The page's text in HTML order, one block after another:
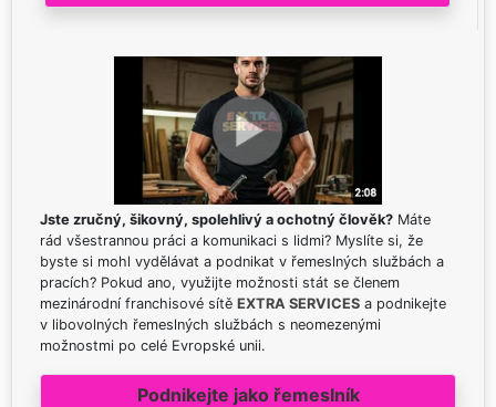
Jste zručný, šikovný, spolehlivý a ochotný člověk? Máte
rád všestrannou práci a komunikaci s lidmi? Myslíte si, že
byste si mohl vydělávat a podnikat v řemeslných službách a
pracích? Pokud ano, využijte možnosti stát se členem
mezinárodní franchisové sítě EXTRA SERVICES a podnikejte
v libovolných řemeslných službách s neomezenými
možnostmi po celé Evropské unii.
Podnikejte jako řemeslník